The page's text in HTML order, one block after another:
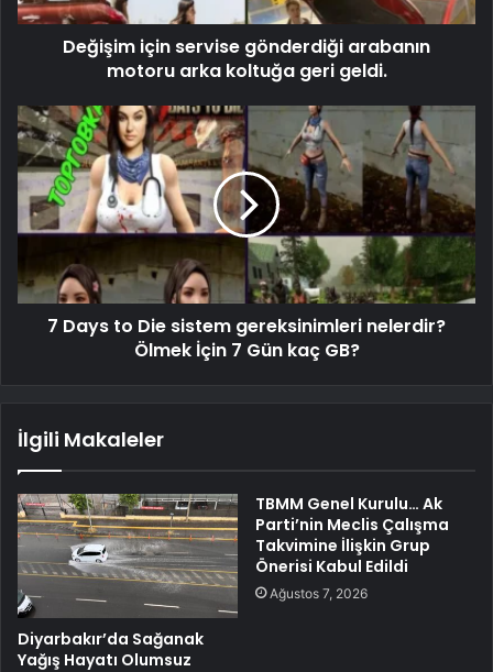
Değişim için servise gönderdiği arabanın
motoru arka koltuğa geri geldi.
7 Days to Die sistem gereksinimleri nelerdir?
Ölmek İçin 7 Gün kaç GB?
İlgili Makaleler
Diyarbakır’da Sağanak
Yağış Hayatı Olumsuz
TBMM Genel Kurulu… Ak
Parti’nin Meclis Çalışma
Takvimine İlişkin Grup
Önerisi Kabul Edildi
Ağustos 7, 2026